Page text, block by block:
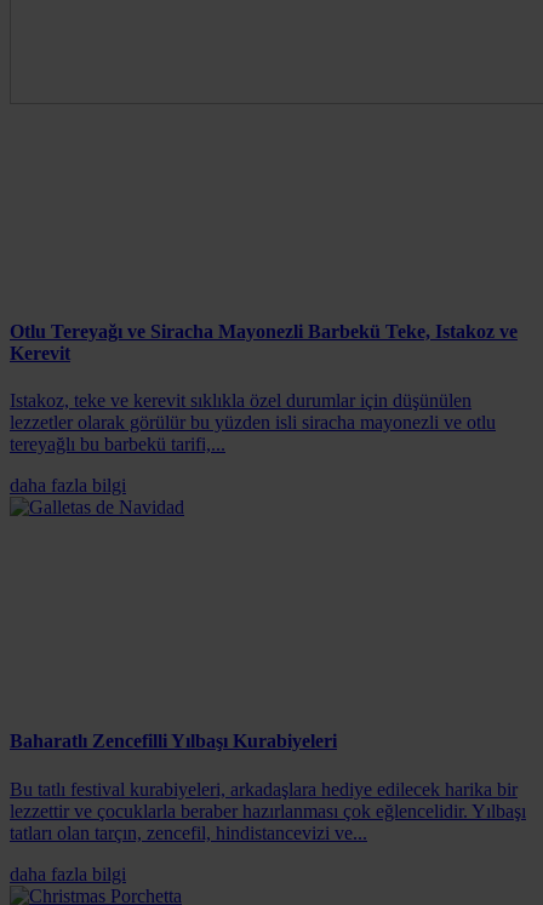
Otlu Tereyağı ve Siracha Mayonezli Barbekü Teke, Istakoz ve
Kerevit
Istakoz, teke ve kerevit sıklıkla özel durumlar için düşünülen
lezzetler olarak görülür bu yüzden isli siracha mayonezli ve otlu
tereyağlı bu barbekü tarifi,...
daha fazla bilgi
Baharatlı Zencefilli Yılbaşı Kurabiyeleri
Bu tatlı festival kurabiyeleri, arkadaşlara hediye edilecek harika bir
lezzettir ve çocuklarla beraber hazırlanması çok eğlencelidir. Yılbaşı
tatları olan tarçın, zencefil, hindistancevizi ve...
daha fazla bilgi